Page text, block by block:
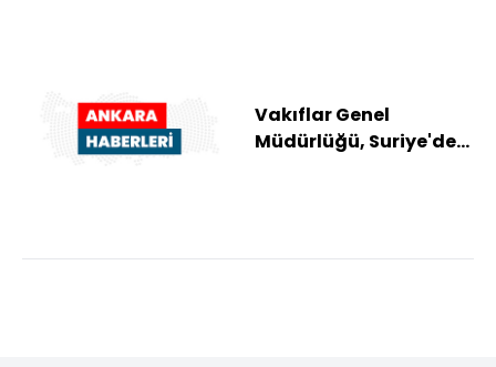
Vakıflar Genel
Müdürlüğü, Suriye'deki